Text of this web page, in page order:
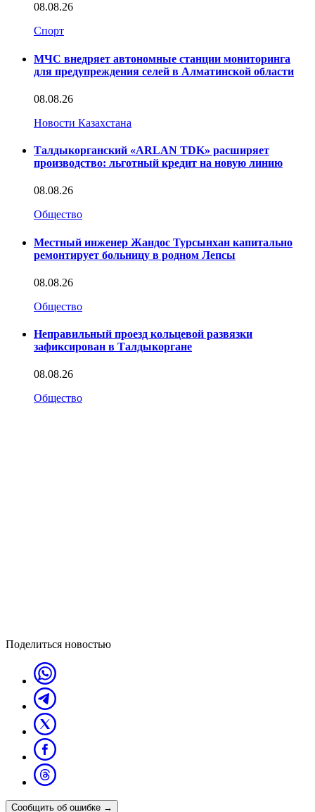
08.08.26
Спорт
МЧС внедряет автономные станции мониторинга
для предупреждения селей в Алматинской области
08.08.26
Новости Казахстана
Талдыкорганский «ARLAN TDK» расширяет
производство: льготный кредит на новую линию
08.08.26
Общество
Местный инженер Жандос Турсынхан капитально
ремонтирует больницу в родном Лепсы
08.08.26
Общество
Неправильный проезд кольцевой развязки
зафиксирован в Талдыкоргане
08.08.26
Общество
Поделиться новостью
Сообщить об ошибке →